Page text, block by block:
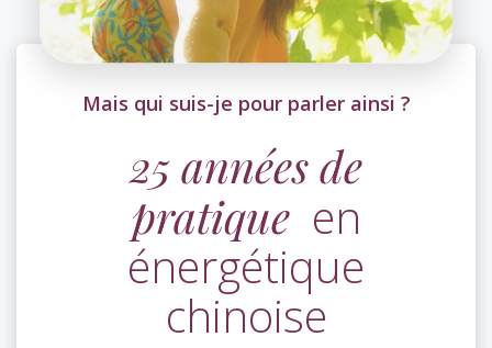
Mais qui suis-je pour parler ainsi ?
25 années de
pratique en
énergétique
chinoise